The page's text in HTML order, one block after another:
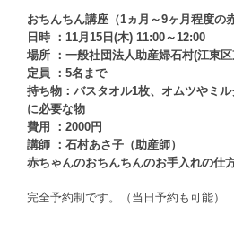
おちんちん講座（1ヵ月～9ヶ月程度の
日時 ：11月15日(木) 11:00～12:00
場所 ：一般社団法人助産婦石村(江東
定員 ：5名まで
持ち物：バスタオル1枚、オムツやミ
に必要な物
費用 ：2000円
講師 ：石村あさ子（助産師）
赤ちゃんのおちんちんのお手入れの仕
完全予約制です。（当日予約も可能）